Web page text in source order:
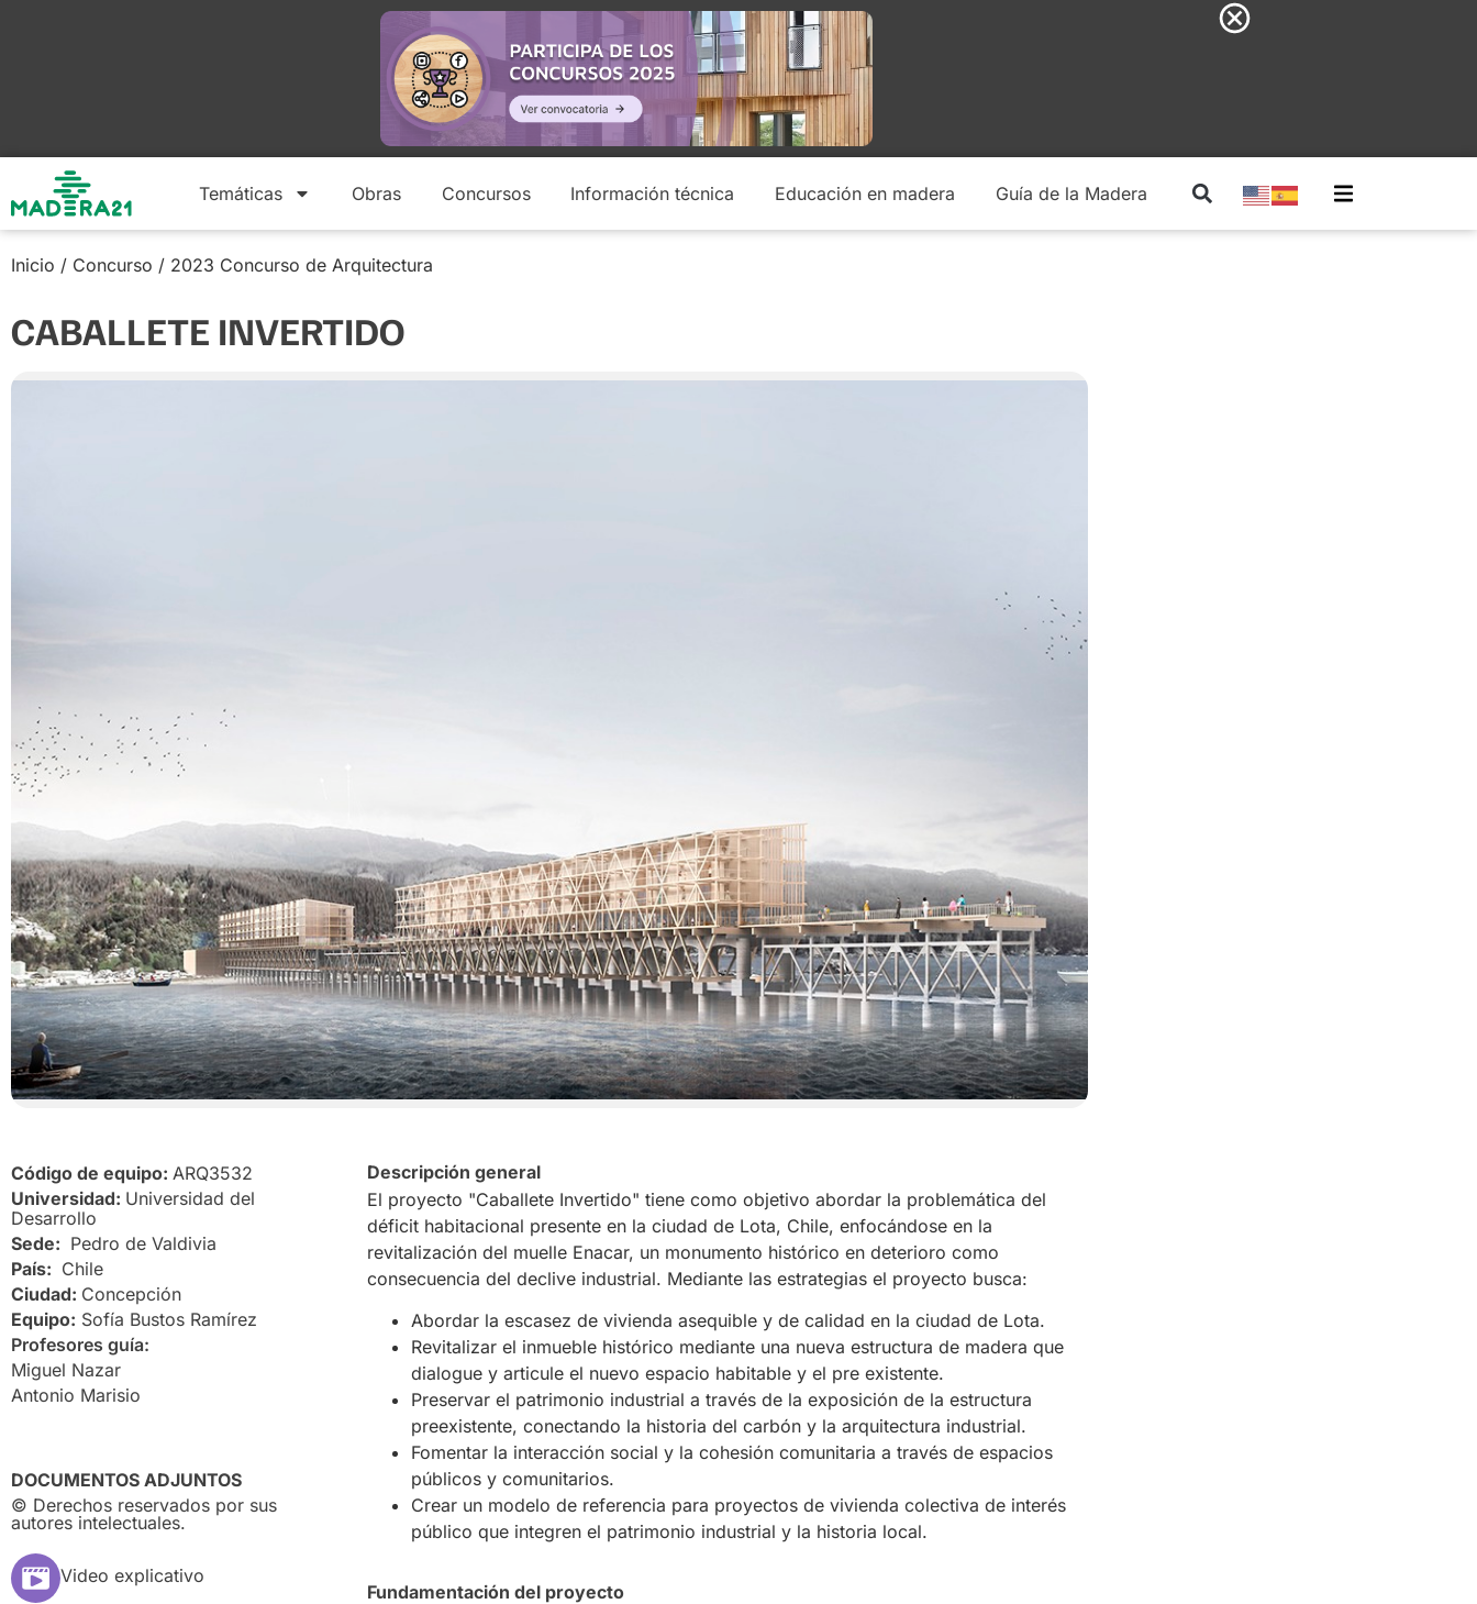
Temáticas Obras Concursos Información técnica Educación en madera Guía de la Madera
Inicio / Concurso / 2023 Concurso de Arquitectura
CABALLETE INVERTIDO
Código de equipo: ARQ3532
Universidad: Universidad del
Desarrollo
Sede: Pedro de Valdivia
País: Chile
Ciudad: Concepción
Equipo: Sofía Bustos Ramírez
Profesores guía:
Miguel Nazar
Antonio Marisio
DOCUMENTOS ADJUNTOS
© Derechos reservados por sus
autores intelectuales.
Video explicativo
Descripción general
El proyecto "Caballete Invertido" tiene como objetivo abordar la problemática del
déficit habitacional presente en la ciudad de Lota, Chile, enfocándose en la
revitalización del muelle Enacar, un monumento histórico en deterioro como
consecuencia del declive industrial. Mediante las estrategias el proyecto busca:
Abordar la escasez de vivienda asequible y de calidad en la ciudad de Lota.
Revitalizar el inmueble histórico mediante una nueva estructura de madera que
dialogue y articule el nuevo espacio habitable y el pre existente.
Preservar el patrimonio industrial a través de la exposición de la estructura
preexistente, conectando la historia del carbón y la arquitectura industrial.
Fomentar la interacción social y la cohesión comunitaria a través de espacios
públicos y comunitarios.
Crear un modelo de referencia para proyectos de vivienda colectiva de interés
público que integren el patrimonio industrial y la historia local.
Fundamentación del proyecto